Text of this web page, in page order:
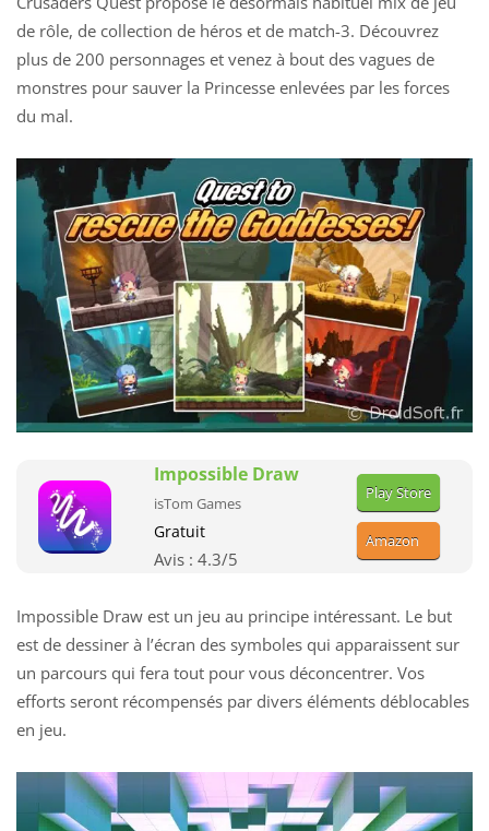
de rôle, de collection de héros et de match-3. Découvrez
plus de 200 personnages et venez à bout des vagues de
monstres pour sauver la Princesse enlevées par les forces
du mal.
Impossible Draw
isTom Games
Gratuit
Avis : 4.3/5
Play Store
Amazon
Impossible Draw est un jeu au principe intéressant. Le but
est de dessiner à l’écran des symboles qui apparaissent sur
un parcours qui fera tout pour vous déconcentrer. Vos
efforts seront récompensés par divers éléments déblocables
en jeu.